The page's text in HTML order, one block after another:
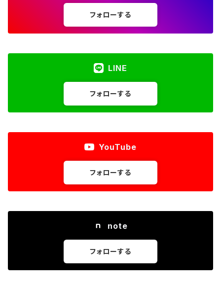
フォローする
LINE
フォローする
YouTube
フォローする
note
フォローする